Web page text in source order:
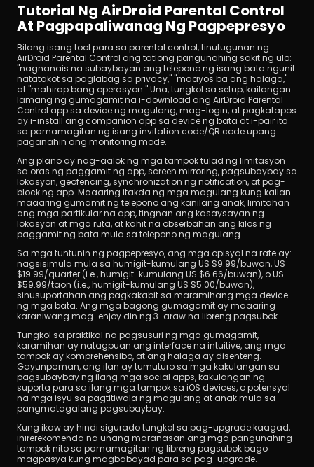
Tutorial Ng AirDroid Parental Control
At Pagpapaliwanag Ng Pagpepresyo
Bilang isang tool para sa parental control, tinutugunan ng
AirDroid Parental Control ang tatlong pangunahing sakit ng ulo:
"nagnanais na subaybayan ang telepono ng isang bata ngunit
natatakot sa paglabag sa privacy," "maayos ba ang halaga,"
at "mahirap bang operasyon." Una, tungkol sa setup, kailangan
lamang ng gumagamit na i-download ang AirDroid Parental
Control app sa device ng magulang, mag-login, at pagkatapos
ay i-install ang companion app sa device ng bata at i-pair ito
sa pamamagitan ng isang invitation code/QR code upang
paganahin ang monitoring mode.
Ang plano ay nag-aalok ng mga tampok tulad ng limitasyon
sa oras ng paggamit ng app, screen mirroring, pagsubaybay sa
lokasyon, geofencing, synchronization ng notification, at pag-
block ng app. Maaaring itakda ng mga magulang kung kailan
maaaring gumamit ng telepono ang kanilang anak, limitahan
ang mga partikular na app, tingnan ang kasaysayan ng
lokasyon at mga ruta, at kahit na obserbahan ang kilos ng
paggamit ng bata mula sa telepono ng magulang.
Sa mga tuntunin ng pagpepresyo, ang mga opisyal na rate ay:
nagsisimula mula sa humigit-kumulang US $9.99/buwan, US
$19.99/quarter (i.e., humigit-kumulang US $6.66/buwan), o US
$59.99/taon (i.e., humigit-kumulang US $5.00/buwan),
sinusuportahan ang pagkakabit sa maramihang mga device
ng mga bata. Ang mga bagong gumagamit ay maaaring
karaniwang mag-enjoy din ng 3-araw na libreng pagsubok.
Tungkol sa praktikal na pagsusuri ng mga gumagamit,
karamihan ay natagpuan ang interface na intuitive, ang mga
tampok ay komprehensibo, at ang halaga ay disenteng.
Gayunpaman, ang ilan ay tumuturo sa mga kakulangan sa
pagsubaybay ng ilang mga social apps, kakulangan ng
suporta para sa ilang mga tampok sa iOS devices, o potensyal
na mga isyu sa pagtitiwala ng magulang at anak mula sa
pangmatagalang pagsubaybay.
Kung ikaw ay hindi sigurado tungkol sa pag-upgrade kaagad,
inirerekomenda na unang maranasan ang mga pangunahing
tampok nito sa pamamagitan ng libreng pagsubok bago
magpasya kung magbabayad para sa pag-upgrade.